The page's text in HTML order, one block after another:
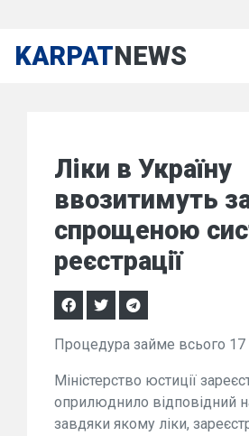
KARPATNEWS
Ліки в Україну
ввозитимуть
спрощеною
реєстрації
Процедура займе всього 17
Міністерство юстиції
оприлюднило відповідний
завдяки якому ліки,